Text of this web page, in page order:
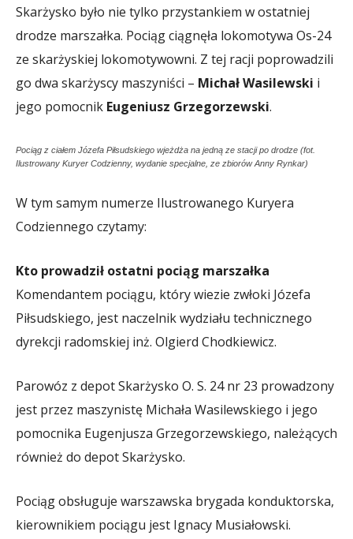
Skarżysko było nie tylko przystankiem w ostatniej
drodze marszałka. Pociąg ciągnęła lokomotywa Os-24
ze skarżyskiej lokomotywowni. Z tej racji poprowadzili
go dwa skarżyscy maszyniści – Michał Wasilewski i
jego pomocnik Eugeniusz Grzegorzewski.
Pociąg z ciałem Józefa Piłsudskiego wjeżdża na jedną ze stacji po drodze (fot.
Ilustrowany Kuryer Codzienny, wydanie specjalne, ze zbiorów Anny Rynkar)
W tym samym numerze Ilustrowanego Kuryera
Codziennego czytamy:
Kto prowadził ostatni pociąg marszałka
Komendantem pociągu, który wiezie zwłoki Józefa
Piłsudskiego, jest naczelnik wydziału technicznego
dyrekcji radomskiej inż. Olgierd Chodkiewicz.
Parowóz z depot Skarżysko O. S. 24 nr 23 prowadzony
jest przez maszynistę Michała Wasilewskiego i jego
pomocnika Eugenjusza Grzegorzewskiego, należących
również do depot Skarżysko.
Pociąg obsługuje warszawska brygada konduktorska,
kierownikiem pociągu jest Ignacy Musiałowski.